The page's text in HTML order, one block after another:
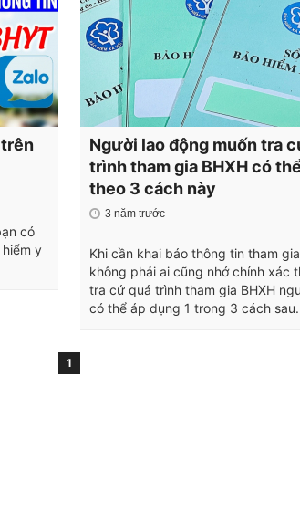
có
y
Người lao động muốn tra
trình tham gia BHXH có
theo 3 cách này
3 năm trước
Khi cần khai báo thông tin tham
không phải ai cũng nhớ chính xác
tra cứ quá trình tham gia BHXH
có thể áp dụng 1 trong 3 cách sau.
1